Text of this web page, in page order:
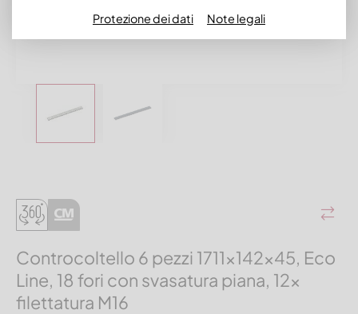
Controcoltello 6 pezzi 1711x142x45, Eco
Line, 18 fori con svasatura piana, 12x
filettatura M16
Protezione dei dati Note legali